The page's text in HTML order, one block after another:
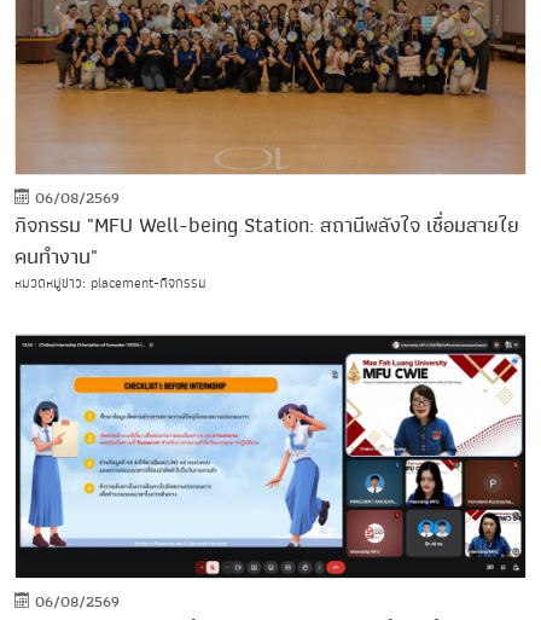
06/08/2569
กิจกรรม "MFU Well-being Station: สถานีพลังใจ เชื่อมสายใย
คนทำงาน"
หมวดหมู่ข่าว: placement-กิจกรรม
06/08/2569